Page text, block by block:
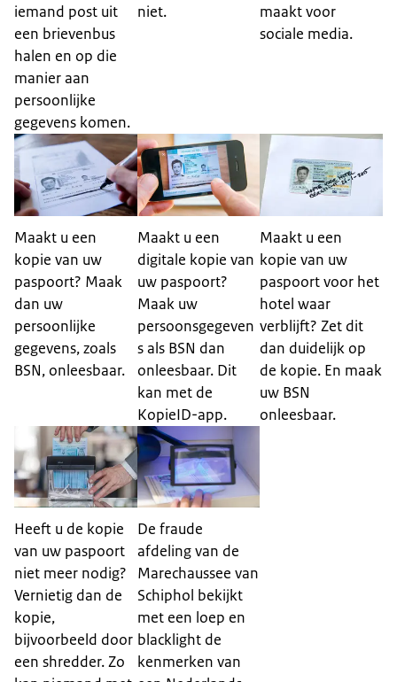
iemand post uit
een brievenbus
halen en op die
manier aan
persoonlijke
gegevens komen.
niet.
maakt voor
sociale media.
Maakt u een
kopie van uw
paspoort? Maak
dan uw
persoonlijke
gegevens, zoals
BSN, onleesbaar.
Maakt u een
digitale kopie van
uw paspoort?
Maak uw
persoonsgegeven
s als BSN dan
onleesbaar. Dit
kan met de
KopieID-app.
Maakt u een
kopie van uw
paspoort voor het
hotel waar
verblijft? Zet dit
dan duidelijk op
de kopie. En maak
uw BSN
onleesbaar.
Heeft u de kopie
van uw paspoort
niet meer nodig?
Vernietig dan de
kopie,
bijvoorbeeld door
een shredder. Zo
De fraude
afdeling van de
Marechaussee van
Schiphol bekijkt
met een loep en
blacklight de
kenmerken van